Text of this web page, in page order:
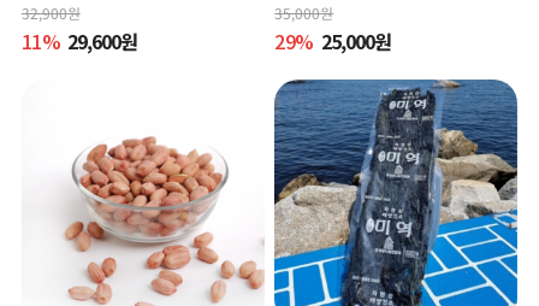
32,900원
11% 29,600원
35,000원
29% 25,000원